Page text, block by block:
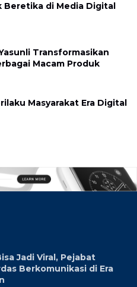
Beretika di Media Digital
Transformasikan
Macam Produk
Masyarakat Era Digital
Jadi Viral, Pejabat
Berkomunikasi di Era